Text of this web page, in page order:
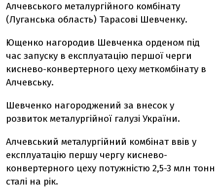
Алчевського металургійного комбінату
(Луганська область) Тарасові Шевченку.
Ющенко нагородив Шевченка орденом під
час запуску в експлуатацію першої черги
киснево-конвертерного цеху меткомбінату в
Алчевську.
Шевченко нагороджений за внесок у
розвиток металургійної галузі України.
Алчевський металургійний комбінат ввів у
експлуатацію першу чергу киснево-
конвертерного цеху потужністю 2,5-3 млн тонн
сталі на рік.